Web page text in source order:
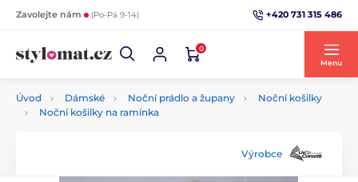
Zavolejte nám (Po-Pá 9-14) +420 731 315 486
0
Menu
Úvod Dámské Noční prádlo a župany
Noční košilky
Noční košilky na ramínka
Výrobce